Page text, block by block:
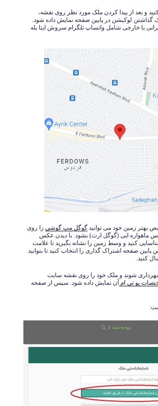
و بعد از پیدا کردن ملک مورد نظر روی نقشه،
گذاشتن لوکیشن در پایین صفحه نمایش داده شود.
یا خارجی شامل واتساپ تلگرام سروش ایتا بله
بهتر زمین خود می توانید گوگل مپ گوشی را روی
ماهواره ایی (گوگل ارث) بشود. با دیدن عکس
کنید و وسط زمین را نشانه بگیرید تا علامت
صفحه اشتراک گذاری را انتخاب کنید تا بتوانید
کنید.
شوند و ملک خود را روی نقشه سایت
یو تی ام آن نمایش داده شود. سپس از صفحه